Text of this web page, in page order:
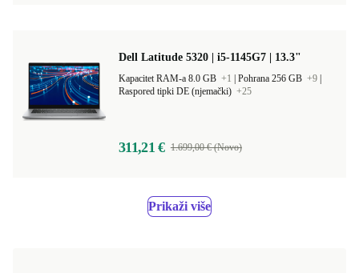
Dell Latitude 5320 | i5-1145G7 | 13.3"
Kapacitet RAM-a 8.0 GB +1 Pohrana 256 GB +9
Raspored tipki DE (njemački) +25
311,21 € 1.699,00 € (Novo)
Prikaži više